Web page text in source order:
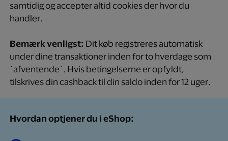
samtidig og accepter altid cookies der hvor du
handler.
Bemærk venligst: Dit køb registreres automatisk
under dine transaktioner inden for to hverdage som
`afventende`. Hvis betingelserne er opfyldt,
tilskrives din cashback til din saldo inden for 12 uger.
Hvordan optjener du i eShop: